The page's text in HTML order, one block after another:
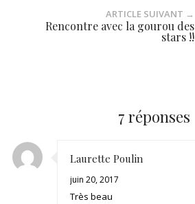
ARTICLE SUIVANT →
Rencontre avec la gourou des
stars !!
7 réponses
Laurette Poulin
juin 20, 2017
Très beau